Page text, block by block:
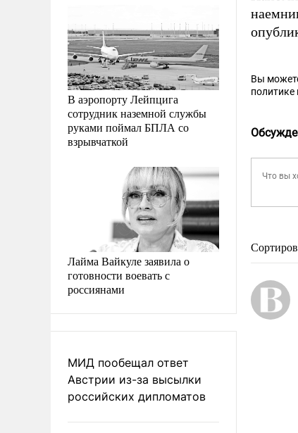
В аэропорту Лейпцига
сотрудник наземной службы
руками поймал БПЛА со
взрывчаткой
Лайма Вайкуле заявила о
готовности воевать с
россиянами
МИД пообещал ответ
Австрии из-за высылки
российских дипломатов
Вы